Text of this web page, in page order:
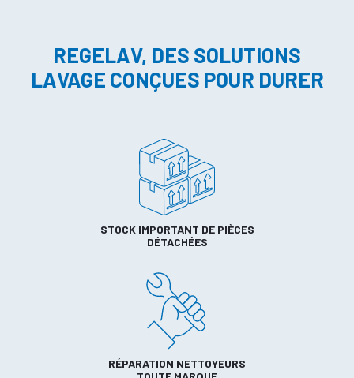
REGELAV, DES SOLUTIONS
LAVAGE CONÇUES POUR DURER
STOCK IMPORTANT DE PIÈCES
DÉTACHÉES
RÉPARATION NETTOYEURS